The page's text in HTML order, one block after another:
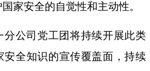
家安全的自觉性和主动性。
分公司党工团将持续开展此类
安全知识的宣传覆盖面，持续